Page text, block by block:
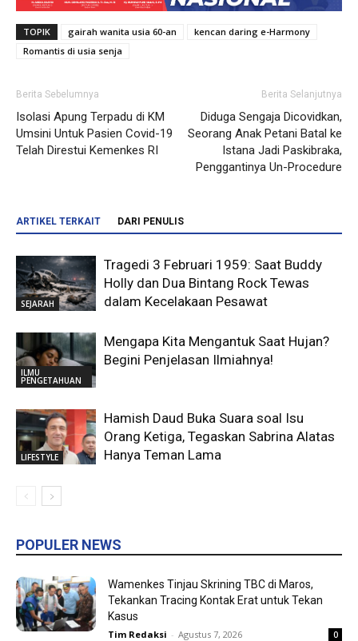
TOPIK gairah wanita usia 60-an
kencan daring e-Harmony
Romantis di usia senja
Berita Sebelumnya
Isolasi Apung Terpadu di KM
Umsini Untuk Pasien Covid-19
Telah Direstui Kemenkes RI
Berita Selanjutnya
Diduga Sengaja Dicovidkan,
Seorang Anak Petani Batal ke
Istana Jadi Paskibraka,
Penggantinya Un-Procedure
ARTIKEL TERKAIT DARI PENULIS
SEJARAH
Tragedi 3 Februari 1959: Saat Buddy
Holly dan Dua Bintang Rock Tewas
dalam Kecelakaan Pesawat
ILMU
PENGETAHUAN
Mengapa Kita Mengantuk Saat Hujan?
Begini Penjelasan Ilmiahnya!
LIFESTYLE
Hamish Daud Buka Suara soal Isu
Orang Ketiga, Tegaskan Sabrina Alatas
Hanya Teman Lama
POPULER NEWS
Wamenkes Tinjau Skrining TBC di Maros,
Tekankan Tracing Kontak Erat untuk Tekan
Kasus
Tim Redaksi - Agustus 7, 2026 0